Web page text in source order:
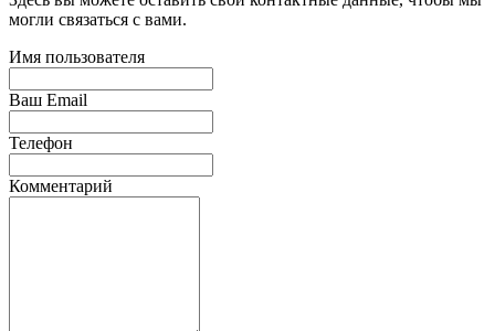
могли связаться с вами.
Имя пользователя
Ваш Email
Телефон
Комментарий